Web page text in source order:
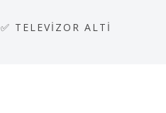
✅ TELEVIZOR ALTI